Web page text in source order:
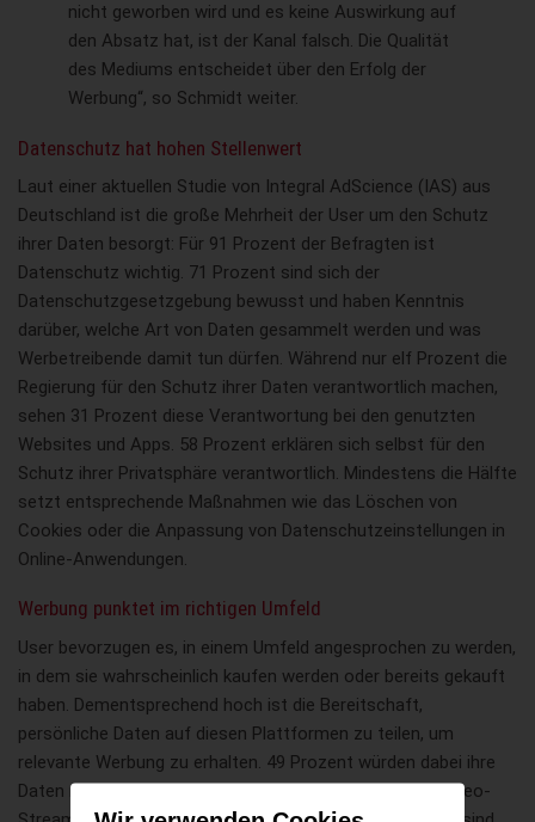
nicht geworben wird und es keine Auswirkung auf
den Absatz hat, ist der Kanal falsch. Die Qualität
des Mediums entscheidet über den Erfolg der
Werbung“, so Schmidt weiter.
Datenschutz hat hohen Stellenwert
Laut einer aktuellen Studie von Integral AdScience (IAS) aus
Deutschland ist die große Mehrheit der User um den Schutz
ihrer Daten besorgt: Für 91 Prozent der Befragten ist
Datenschutz wichtig. 71 Prozent sind sich der
Datenschutzgesetzgebung bewusst und haben Kenntnis
darüber, welche Art von Daten gesammelt werden und was
Werbetreibende damit tun dürfen. Während nur elf Prozent die
Regierung für den Schutz ihrer Daten verantwortlich machen,
sehen 31 Prozent diese Verantwortung bei den genutzten
Websites und Apps. 58 Prozent erklären sich selbst für den
Schutz ihrer Privatsphäre verantwortlich. Mindestens die Hälfte
setzt entsprechende Maßnahmen wie das Löschen von
Cookies oder die Anpassung von Datenschutzeinstellungen in
Online-Anwendungen.
Werbung punktet im richtigen Umfeld
User bevorzugen es, in einem Umfeld angesprochen zu werden,
in dem sie wahrscheinlich kaufen werden oder bereits gekauft
haben. Dementsprechend hoch ist die Bereitschaft,
persönliche Daten auf diesen Plattformen zu teilen, um
relevante Werbung zu erhalten. 49 Prozent würden dabei ihre
Daten mit Shopping-Plattformen und 42 Prozent mit Video-